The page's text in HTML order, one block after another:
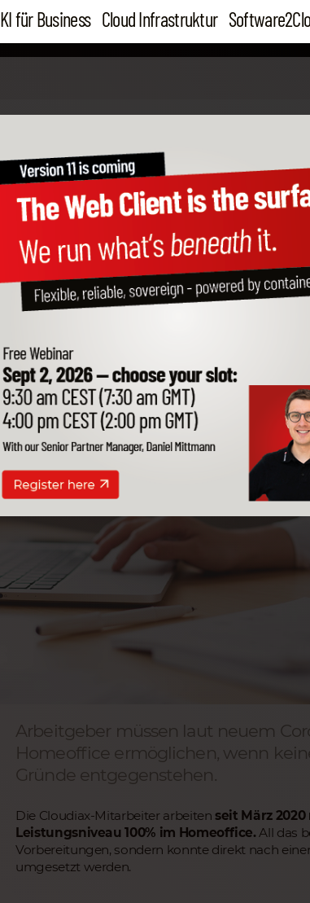
KI für Business Cloud Infrastruktur
Homeoffice
Pandemie:
Remote-Arbeit!
Arbeitgeber müssen laut neuem
Homeoffice ermöglichen, wenn
Gründe entgegenstehen.
Die Cloudiax-Mitarbeiter arbeitenseit März
Leistungsniveau 100% im Homeoffice.All das
Vorbereitungen, sondern konnte direkt nach
umgesetzt werden.